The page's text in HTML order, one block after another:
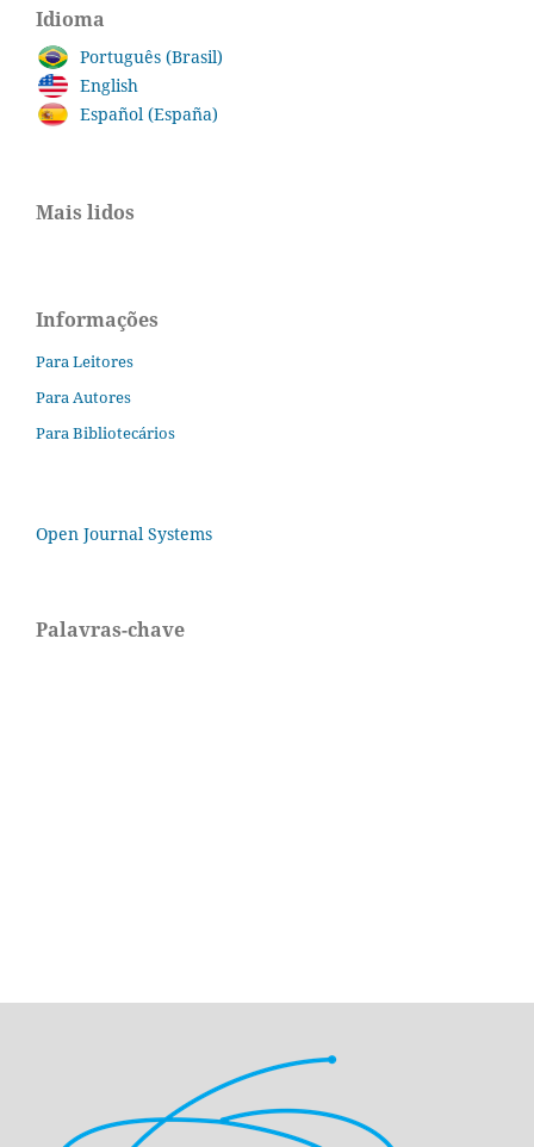
Idioma
Português (Brasil)
English
Español (España)
Mais lidos
Informações
Para Leitores
Para Autores
Para Bibliotecários
Open Journal Systems
Palavras-chave